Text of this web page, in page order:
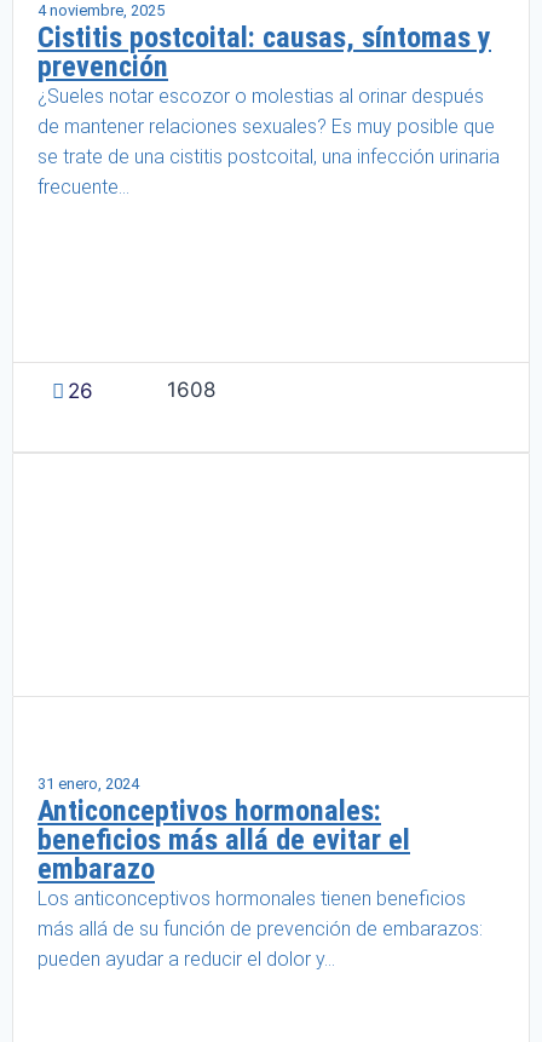
4 noviembre, 2025
Cistitis postcoital: causas, síntomas y
prevención
¿Sueles notar escozor o molestias al orinar después
de mantener relaciones sexuales? Es muy posible que
se trate de una cistitis postcoital, una infección urinaria
frecuente...
26 1608
31 enero, 2024
Anticonceptivos hormonales:
beneficios más allá de evitar el
embarazo
Los anticonceptivos hormonales tienen beneficios
más allá de su función de prevención de embarazos:
pueden ayudar a reducir el dolor y...